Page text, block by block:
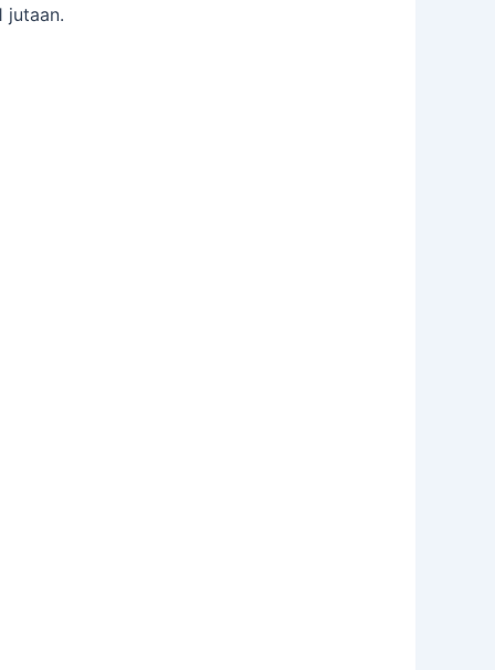
jutaan.